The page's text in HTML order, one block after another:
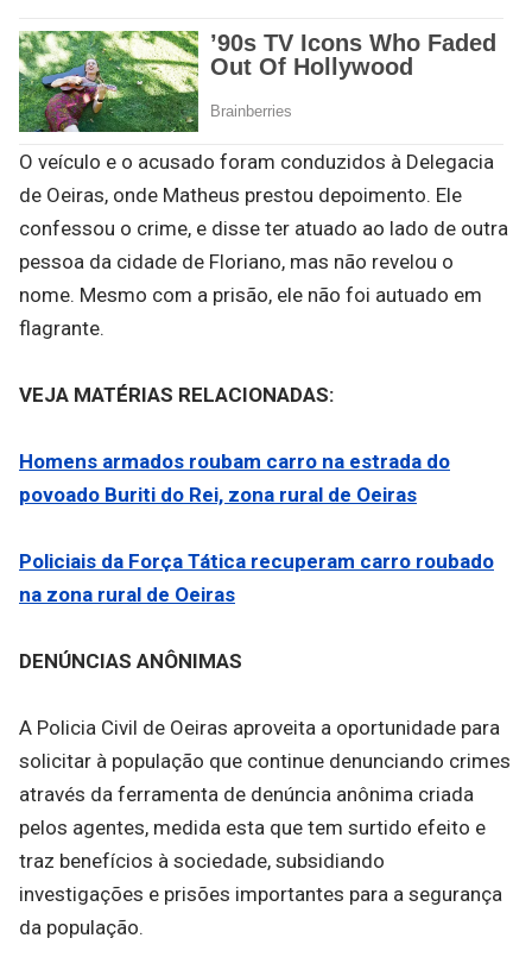
O veículo e o acusado foram conduzidos à Delegacia
de Oeiras, onde Matheus prestou depoimento. Ele
confessou o crime, e disse ter atuado ao lado de outra
pessoa da cidade de Floriano, mas não revelou o
nome. Mesmo com a prisão, ele não foi autuado em
flagrante.
VEJA MATÉRIAS RELACIONADAS:
Homens armados roubam carro na estrada do
povoado Buriti do Rei, zona rural de Oeiras
Policiais da Força Tática recuperam carro roubado
na zona rural de Oeiras
DENÚNCIAS ANÔNIMAS
A Policia Civil de Oeiras aproveita a oportunidade para
solicitar à população que continue denunciando crimes
através da ferramenta de denúncia anônima criada
pelos agentes, medida esta que tem surtido efeito e
traz benefícios à sociedade, subsidiando
investigações e prisões importantes para a segurança
da população.